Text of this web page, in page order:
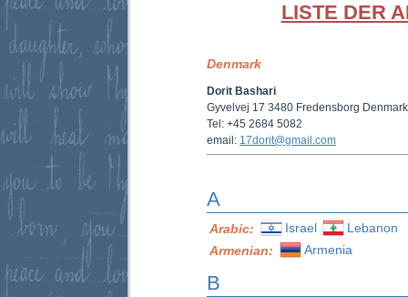
LISTE DER
Denmark
Dorit Bashari
Gyvelvej 17 3480 Fredensborg Denmark
Tel: +45 2684 5082
email: 17dorit@gmail.com
A
Arabic: Israel
Lebanon
Armenian:
Armenia
B